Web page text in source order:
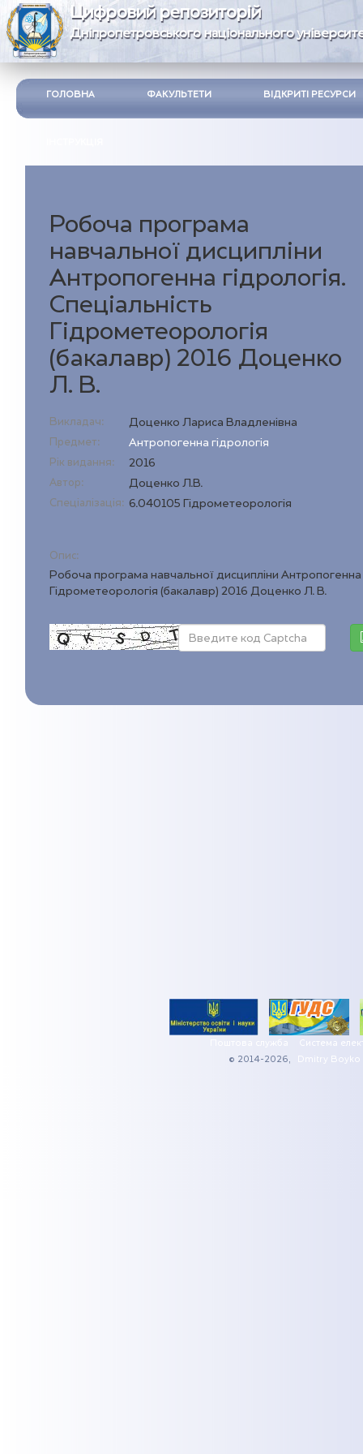
Цифровий репозиторій
Дніпропетровського національного
ГОЛОВНА ФАКУЛЬТЕТИ ВІДКРИТІ РЕСУРСИ
Робоча програма
навчальної дисципліни
Антропогенна гідрологія.
Спеціальність
Гідрометеорологія
(бакалавр) 2016 Доценко
Л. В.
Викладач: Доценко Лариса Владленівна
Предмет: Антропогенна гідрологія
Рік видання: 2016
Автор: Доценко Л.В.
Спеціалізація: 6.040105 Гідрометеорологія
Опис:
Робоча програма навчальної дисципліни Антропогенна
Гідрометеорологія (бакалавр) 2016 Доценко Л. В.
Поштова служба
Система
© 2014-2026,
Dmitry Boyko